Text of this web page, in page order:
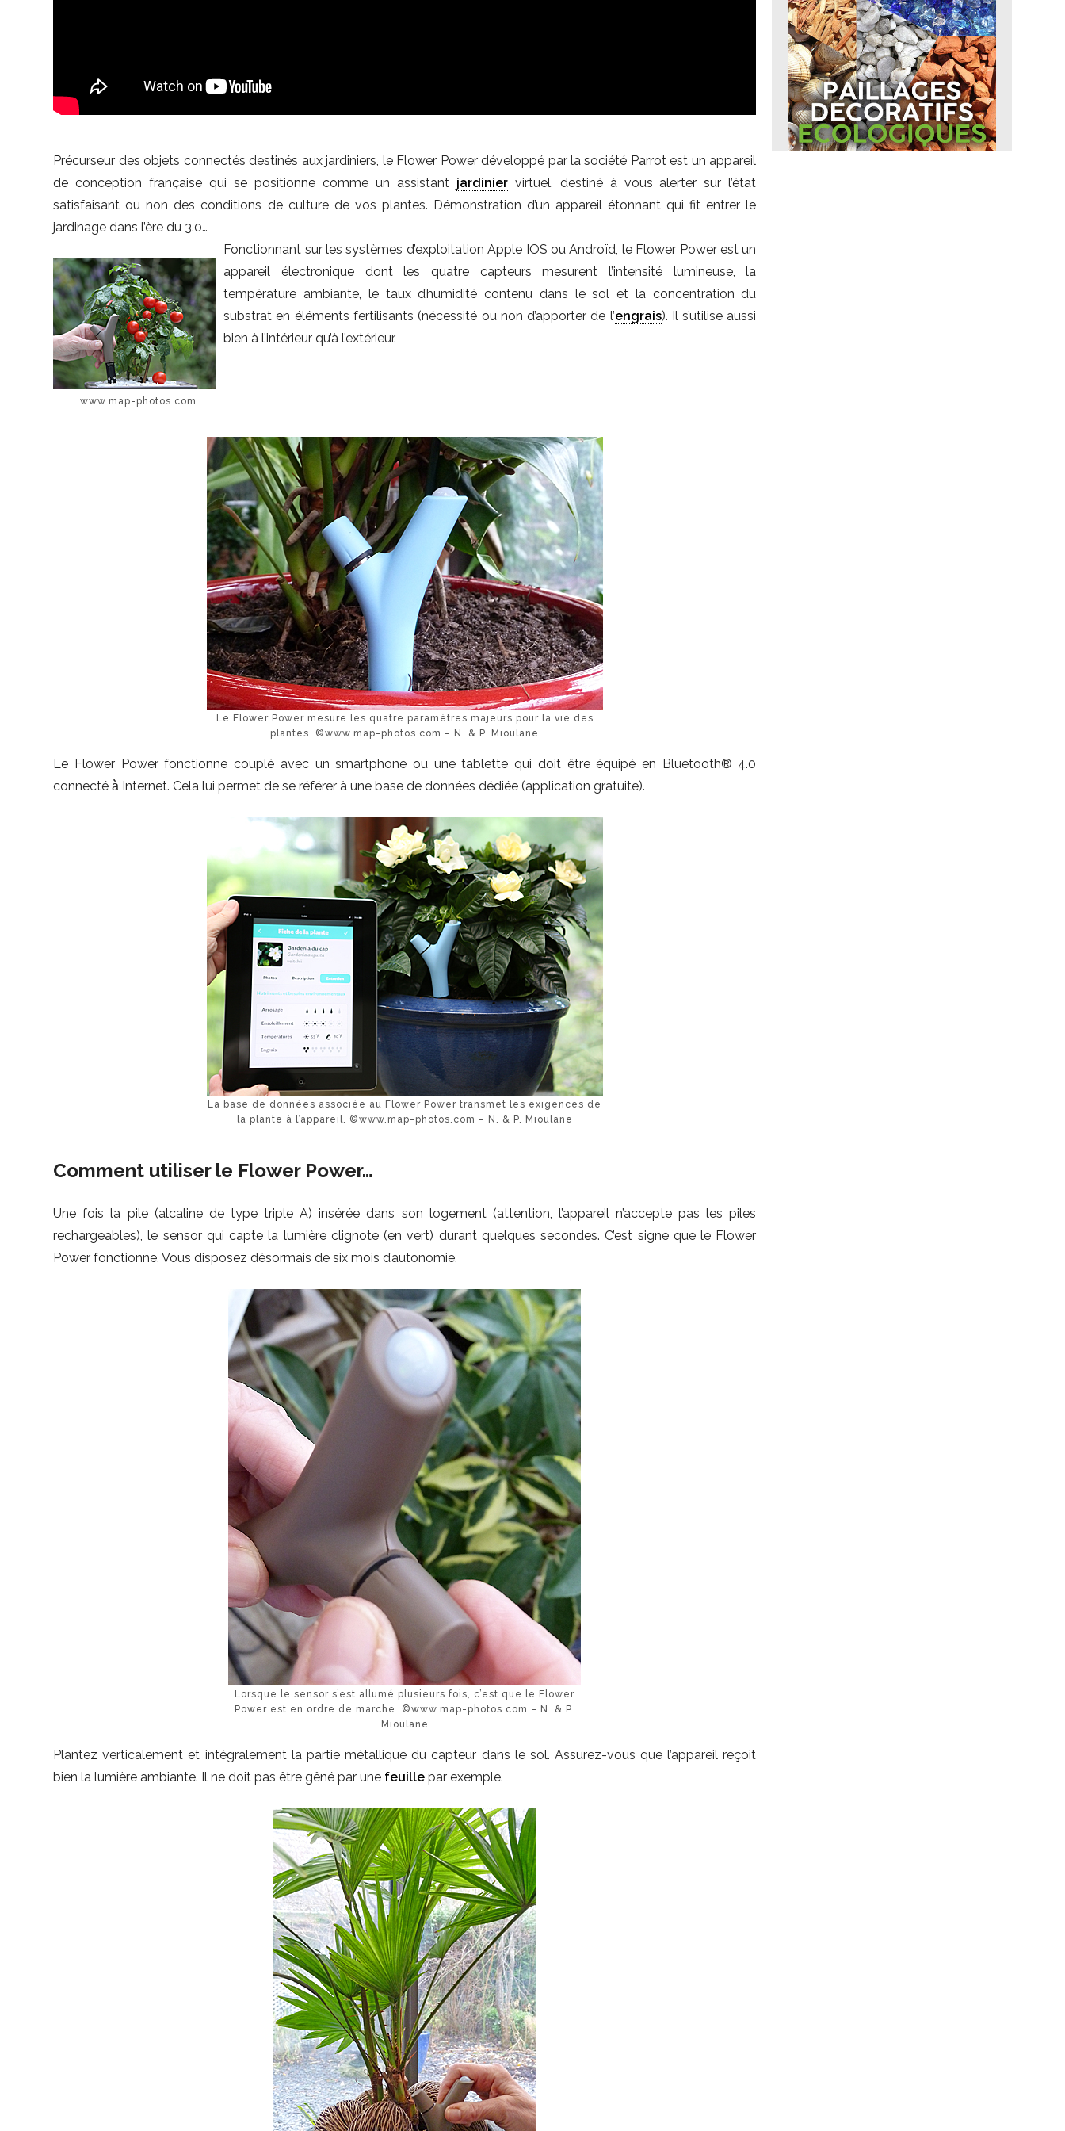
Précurseur des objets connectés destinés aux jardiniers, le Flower Power développé par la société Parrot est un appareil
de conception française qui se positionne comme un assistant jardiniervirtuel, destiné à vous alerter sur l’état
satisfaisant ou non des conditions de culture de vos plantes. Démonstration d’un appareil étonnant qui fit entrer le
jardinage dans l’ère du 3.0…
www.map-photos.com
Fonctionnant sur les systèmes d’exploitation Apple IOS ou Androïd, le Flower Power est un
appareil électronique dont les quatre capteurs mesurent l’intensité lumineuse, la
température ambiante, le taux d’humidité contenu dans le sol et la concentration du
substrat en éléments fertilisants (nécessité ou non d’apporter de l’engrais). Il s’utilise aussi
bien à l’intérieur qu’à l’extérieur.
Le Flower Power mesure les quatre paramètres majeurs pour la vie des
plantes. ©www.map-photos.com – N. & P. Mioulane
Le Flower Power fonctionne couplé avec un smartphone ou une tablette qui doit être équipé en Bluetooth® 4.0
connecté à̀ Internet. Cela lui permet de se référer à une base de données dédiée (application gratuite).
La base de données associée au Flower Power transmet les exigences de
la plante à l’appareil. ©www.map-photos.com – N. & P. Mioulane
Comment utiliser le Flower Power…
Une fois la pile (alcaline de type triple A) insérée dans son logement (attention, l’appareil n’accepte pas les piles
rechargeables), le sensor qui capte la lumière clignote (en vert) durant quelques secondes. C’est signe que le Flower
Power fonctionne. Vous disposez désormais de six mois d’autonomie.
Lorsque le sensor s’est allumé plusieurs fois, c’est que le Flower
Power est en ordre de marche. ©www.map-photos.com – N. & P.
Mioulane
Plantez verticalement et intégralement la partie métallique du capteur dans le sol. Assurez-vous que l’appareil reçoit
bien la lumière ambiante. Il ne doit pas être gêné par une feuille par exemple.